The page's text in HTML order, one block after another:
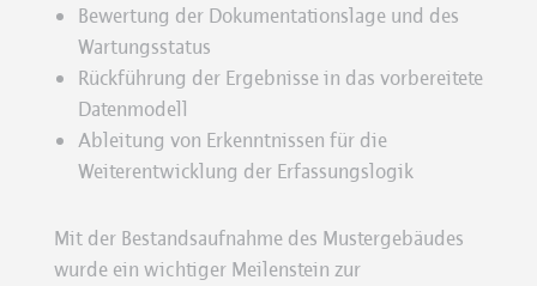
Bewertung der Dokumentationslage und des
Wartungsstatus
Rückführung der Ergebnisse in das vorbereitete
Datenmodell
Ableitung von Erkenntnissen für die
Weiterentwicklung der Erfassungslogik
Mit der Bestandsaufnahme des Mustergebäudes
wurde ein wichtiger Meilenstein zur